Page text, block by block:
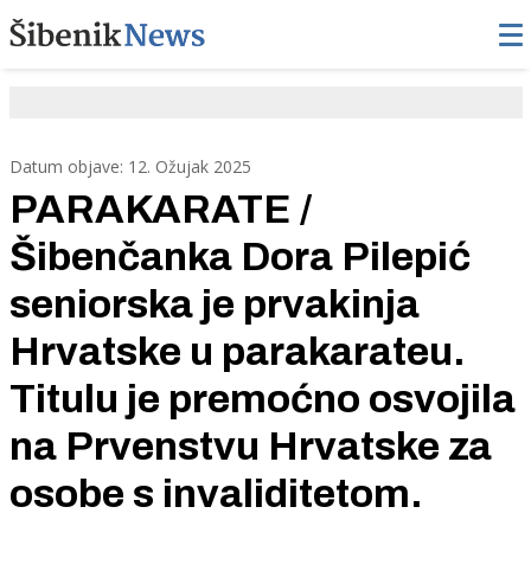
Datum objave: 12. Ožujak 2025
PARAKARATE /
Šibenčanka Dora Pilepić
seniorska je prvakinja
Hrvatske u parakarateu.
Titulu je premoćno osvojila
na Prvenstvu Hrvatske za
osobe s invaliditetom.